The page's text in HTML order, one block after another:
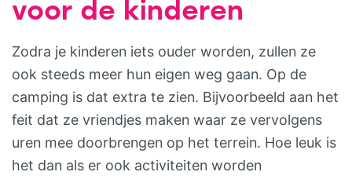
voor de kinderen
Zodra je kinderen iets ouder worden, zullen ze
ook steeds meer hun eigen weg gaan. Op de
camping is dat extra te zien. Bijvoorbeeld aan het
feit dat ze vriendjes maken waar ze vervolgens
uren mee doorbrengen op het terrein. Hoe leuk is
het dan als er ook activiteiten worden